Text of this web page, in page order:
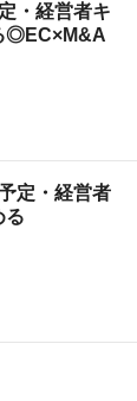
・経営者キ
◎EC×M&A
定・経営者
る